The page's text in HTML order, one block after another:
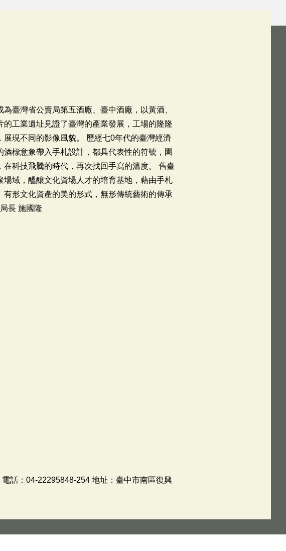
臺灣省公賣局第五酒廠、臺中酒廠，以黃酒、
工業遺址見證了臺灣的產業發展，工場的隆隆
現不同的影像風貌。 歷經七0年代的臺灣經濟
標意象帶入手札設計，都具代表性的符號，園
科技飛騰的時代，再次找回手寫的溫度。 舊臺
域，醞釀文化資場人才的培育基地，藉由手札
形文化資產的美的形式，無形傳統藝術的傳承
長 施國隆
話：04-22295848-254 地址：臺中市南區復興